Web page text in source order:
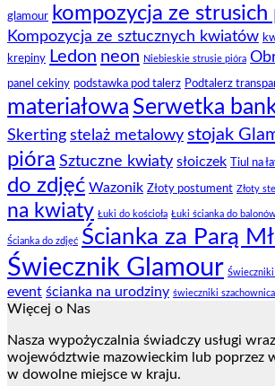
glamour kompozycja ze strusich
Kompozycja ze sztucznych kwiatów
krepiny Ledon neon Niebieskie strusie pióra
panel cekiny podstawka pod talerz Podtalerz
materiałowa Serwetka
Skerting stelaż metalowy stojak
pióra Sztuczne kwiaty słoiczek Tiul na
do zdjęć Wazonik Złoty postument Złoty
na kwiaty Łuki do kościoła Łuki ścianka do
Ścianka do zdjęć Ścianka za Parą
Świecznik Glamour
event ścianka na urodziny świeczniki szachownica
Więcej o Nas
Nasza wypożyczalnia świadczy usługi
województwie mazowieckim lub poprzez
w dowolne miejsce w kraju.